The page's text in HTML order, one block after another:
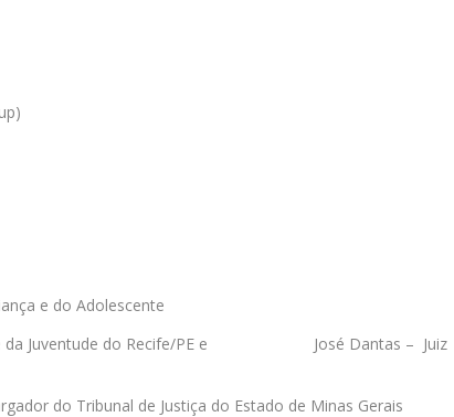
e do Adolescente
e da Juventude do Recife/PE e José Dantas – Juiz
do Tribunal de Justiça do Estado de Minas Gerais